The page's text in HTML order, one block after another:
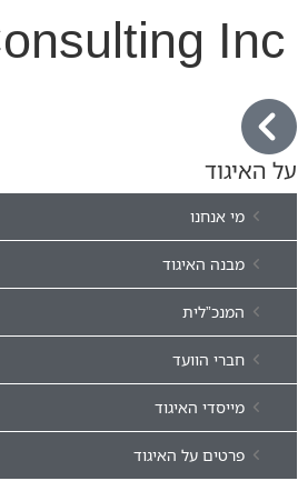
Inc.
על האיגוד
מי אנחנו
מבנה האיגוד
המנכ”לית
חברי הוועד
מייסדי האיגוד
פרטים על האיגוד